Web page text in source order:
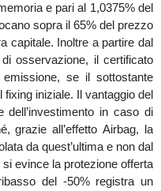
e pari al 1,0375% del
sopra il 65% del prezzo
capitale. Inoltre a partire dal
osservazione, il certificato
se il sottostante
iniziale. Il vantaggio del
dell’investimento in caso di
grazie all’effetto Airbag, la
da quest’ultima e non dal
evince la protezione offerta
del -50% registra un